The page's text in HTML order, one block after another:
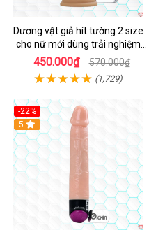
Dương vật giả hít tường 2 size
cho nữ mới dùng trải nghiệm
thật
450.000₫ 570.000₫
(1,729)
-22%
Hot
5